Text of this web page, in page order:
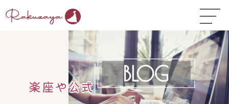
TOP
はじめての方へ
コース料金
よくある質問
楽座や公式